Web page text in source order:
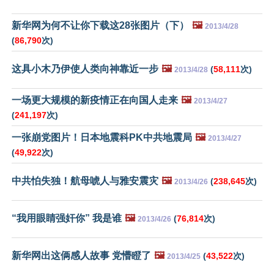
新华网为何不让你下载这28张图片（下） 🖼️ 2013/4/28
(86,790次)
这具小木乃伊使人类向神靠近一步 🖼️ 2013/4/28 (58,111次)
一场更大规模的新疫情正在向国人走来 🖼️ 2013/4/27
(241,197次)
一张崩党图片！日本地震科PK中共地震局 🖼️ 2013/4/27
(49,922次)
中共怕失独！航母唬人与雅安震灾 🖼️ 2013/4/26 (238,645次)
“我用眼睛强奸你” 我是谁 🖼️ 2013/4/26 (76,814次)
新华网出这俩感人故事 党懵瞪了 🖼️ 2013/4/25 (43,522次)